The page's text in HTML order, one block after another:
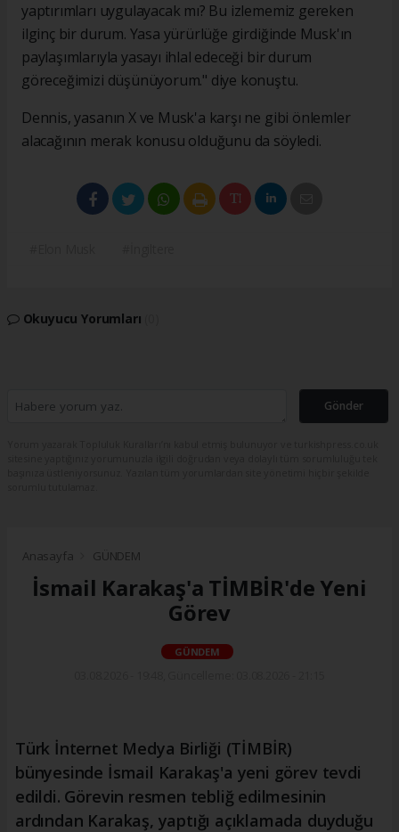
yaptırımları uygulayacak mı? Bu izlememiz gereken
ilginç bir durum. Yasa yürürlüğe girdiğinde Musk'ın
paylaşımlarıyla yasayı ihlal edeceği bir durum
göreceğimizi düşünüyorum." diye konuştu.
Dennis, yasanın X ve Musk'a karşı ne gibi önlemler
alacağının merak konusu olduğunu da söyledi.
Okuyucu Yorumları
Gönder
Anasayfa GÜNDEM
İsmail Karakaş'a TİMBİR'de Yeni
Görev
GÜNDEM
Türk İnternet Medya Birliği (TİMBİR)
bünyesinde İsmail Karakaş'a yeni görev tevdi
edildi. Görevin resmen tebliğ edilmesinin
ardından Karakaş, yaptığı açıklamada duyduğu